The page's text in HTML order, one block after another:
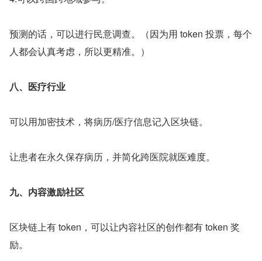
预测的话，可以进行民意调查。（因为用 token 投票，每个
人都会认真考虑，所以更精准。）
八、医疗行业
可以用加密技术，将病历/医疗信息记入区块链。
让患者在永久保存病历，并简化跨医院就医难度。
九、内容激励社区
区块链上有 token，可以让内容社区的创作都有 token 奖
励。